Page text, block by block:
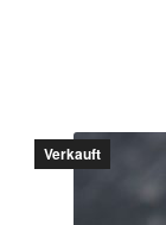
Verkauft